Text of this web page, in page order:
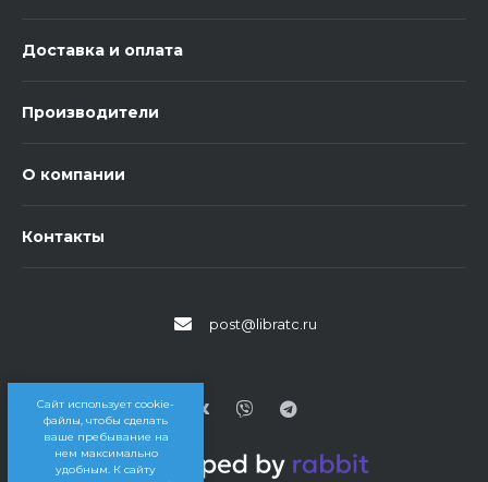
Сайт использует cookie-
файлы, чтобы сделать
ваше пребывание на
нем максимально
удобным. К cайту
Доставка и оплата
Производители
О компании
Контакты
post@libratc.ru